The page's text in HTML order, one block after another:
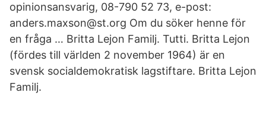
opinionsansvarig, 08-790 52 73, e-post:
anders.maxson@st.org Om du söker henne för
en fråga … Britta Lejon Familj. Tutti. Britta Lejon
(fördes till världen 2 november 1964) är en
svensk socialdemokratisk lagstiftare. Britta Lejon
Familj.